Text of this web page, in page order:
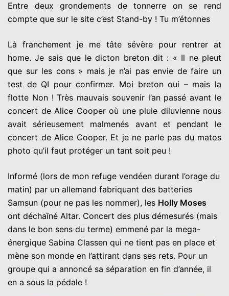
Entre deux grondements de tonnerre on se rend
compte que sur le site c’est Stand-by ! Tu m’étonnes
Là franchement je me tâte sévère pour rentrer at
home. Je sais que le dicton breton dit : « Il ne pleut
que sur les cons » mais je n’ai pas envie de faire un
test de QI pour confirmer. Moi breton oui – mais la
flotte Non ! Très mauvais souvenir l’an passé avant le
concert de Alice Cooper où une pluie diluvienne nous
avait sérieusement malmenés avant et pendant le
concert de Alice Cooper. Et je ne parle pas du matos
photo qu’il faut protéger un tant soit peu !
Informé (lors de mon refuge vendéen durant l’orage du
matin) par un allemand fabriquant des batteries
Samsun (pour ne pas les nommer), les Holly Moses
ont déchaîné Altar. Concert des plus démesurés (mais
dans le bon sens du terme) emmené par la mega-
énergique Sabina Classen qui ne tient pas en place et
mène son monde en l’attirant dans ses rets. Pour un
groupe qui a annoncé sa séparation en fin d’année, il
en a sous la pédale !